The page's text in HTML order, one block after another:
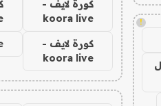
!
كورة لايف -
koora live
كورة لايف -
koora live